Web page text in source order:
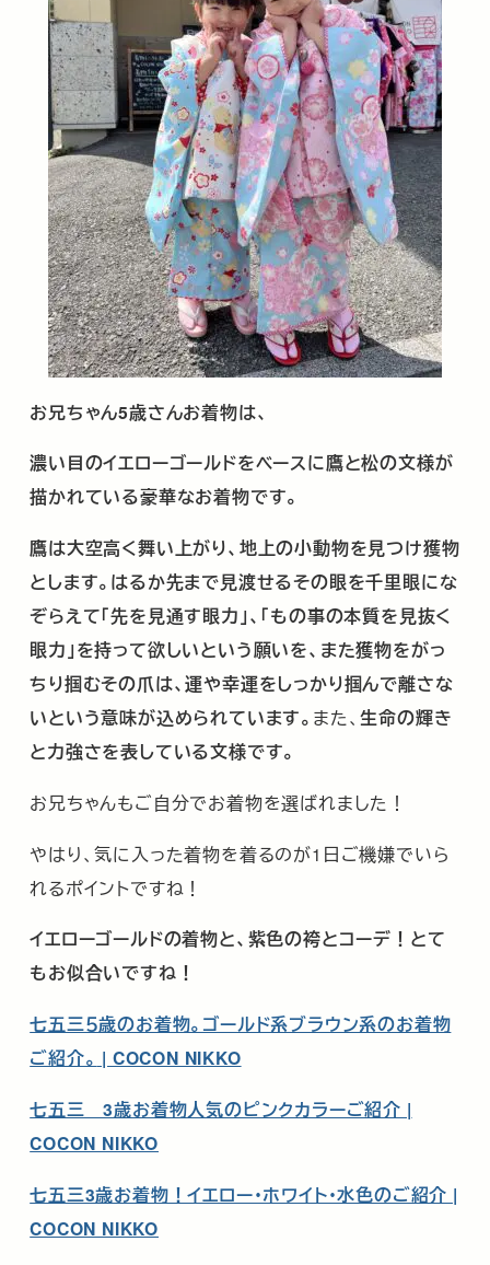
お兄ちゃん5歳さんお着物は、
濃い目のイエローゴールドをベースに鷹と松の文様が
描かれている豪華なお着物です。
鷹は大空高く舞い上がり、地上の小動物を見つけ獲物
とします。はるか先まで見渡せるその眼を千里眼にな
ぞらえて「先を見通す眼力」、「もの事の本質を見抜く
眼力」を持って欲しいという願いを、また獲物をがっ
ちり掴むその爪は、運や幸運をしっかり掴んで離さな
いという意味が込められています。 また、生命の輝き
と力強さを表している文様です。
お兄ちゃんもご自分でお着物を選ばれました！
やはり、気に入った着物を着るのが1日ご機嫌でいら
れるポイントですね！
イエローゴールドの着物と、紫色の袴とコーデ！とて
もお似合いですね！
七五三５歳のお着物。ゴールド系ブラウン系のお着物
ご紹介。 | COCON NIKKO
七五三 3歳お着物人気のピンクカラーご紹介 |
COCON NIKKO
七五三3歳お着物！イエロー・ホワイト・水色のご紹介 |
COCON NIKKO